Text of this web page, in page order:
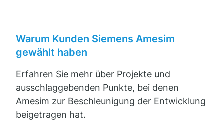
laden
Nutzungsbedingungen von YouTube zu.
Warum Kunden Siemens Amesim
gewählt haben
Erfahren Sie mehr über Projekte und
ausschlaggebenden Punkte, bei denen
Amesim zur Beschleunigung der Entwicklung
beigetragen hat.